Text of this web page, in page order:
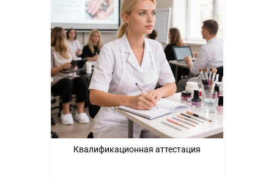
Квалификационная аттестация